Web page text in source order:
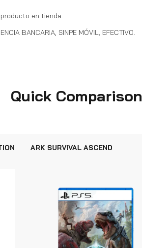
en tienda.
BANCARIA, SINPE MÓVIL, EFECTIVO.
Quick Comparison
ARK SURVIVAL ASCEND